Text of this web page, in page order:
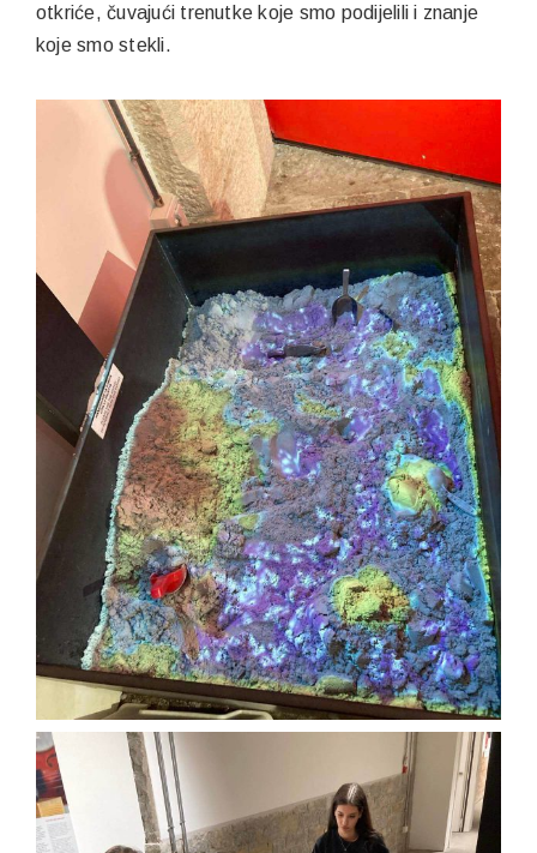
otkriće, čuvajući trenutke koje smo podijelili i znanje
koje smo stekli.